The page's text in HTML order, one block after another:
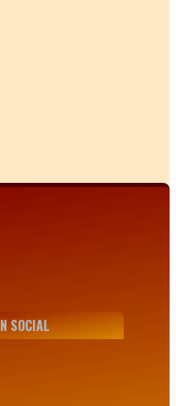
SOCIAL